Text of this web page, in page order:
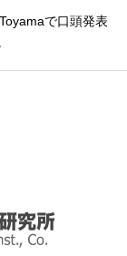
で口頭発表